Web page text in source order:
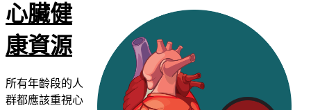
心臟健
康資源
所有年齡段的人
群都應該重視心